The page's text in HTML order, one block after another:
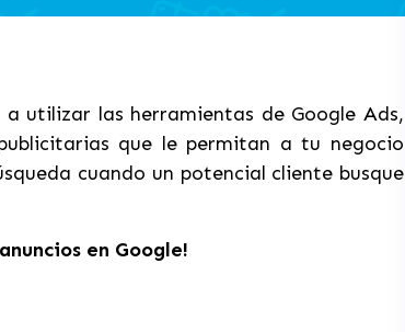
utilizar las herramientas de Google Ads,
que le permitan a tu negocio
cuando un potencial cliente busque
en Google!